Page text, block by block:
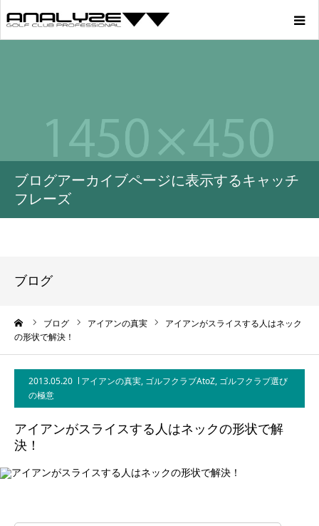
ブログアーカイブページに表示するキャッチ
フレーズ
ブログ
ブログ アイアンの真実
アイアンがスライスする人はネック
の形状で解決！
2013.05.20 アイアンの真実, ゴルフクラブAtoZ, ゴルフクラブ選び
の極意
アイアンがスライスする人はネックの形状で解
決！
Youtube
Profile